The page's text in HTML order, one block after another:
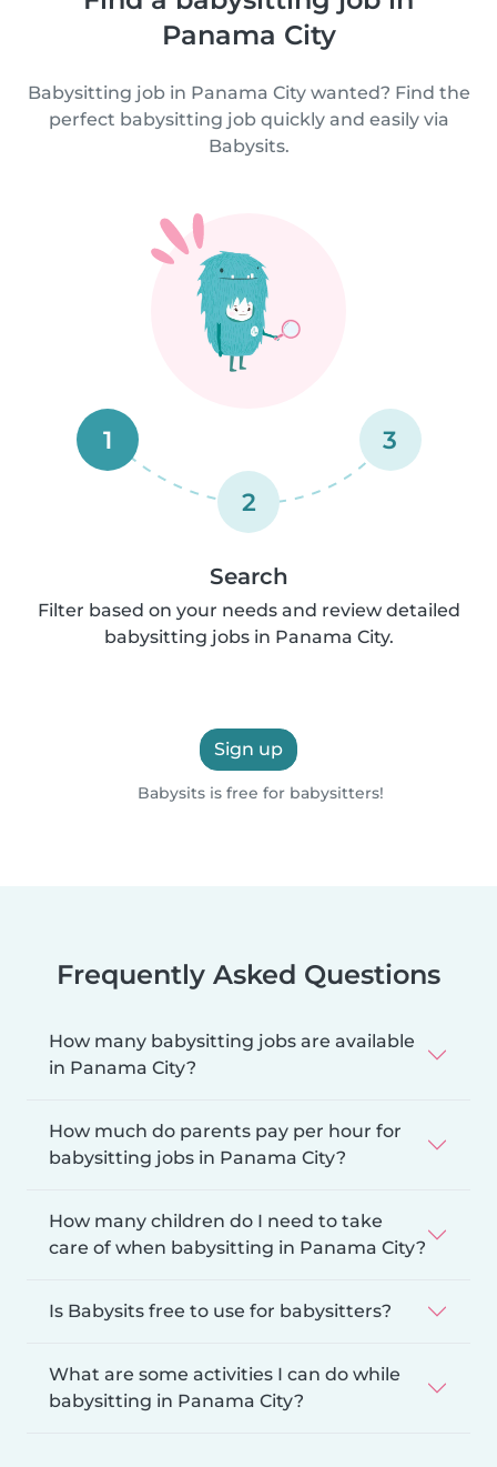
Panama City
Babysitting job in Panama City wanted? Find the
perfect babysitting job quickly and easily via
Babysits.
1
2
3
Search
Filter based on your needs and review detailed
babysitting jobs in Panama City.
Sign up
Babysits is free for babysitters!
Frequently Asked Questions
How many babysitting jobs are available
in Panama City?
How much do parents pay per hour for
babysitting jobs in Panama City?
How many children do I need to take
care of when babysitting in Panama City?
Is Babysits free to use for babysitters?
What are some activities I can do while
babysitting in Panama City?